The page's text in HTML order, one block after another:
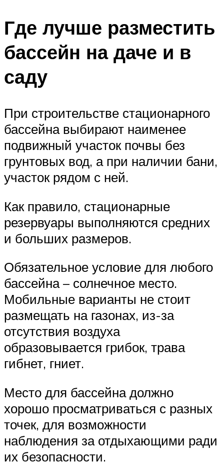
Где лучше разместить
бассейн на даче и в
саду
При строительстве стационарного
бассейна выбирают наименее
подвижный участок почвы без
грунтовых вод, а при наличии бани,
участок рядом с ней.
Как правило, стационарные
резервуары выполняются средних
и больших размеров.
Обязательное условие для любого
бассейна – солнечное место.
Мобильные варианты не стоит
размещать на газонах, из-за
отсутствия воздуха
образовывается грибок, трава
гибнет, гниет.
Место для бассейна должно
хорошо просматриваться с разных
точек, для возможности
наблюдения за отдыхающими ради
их безопасности.